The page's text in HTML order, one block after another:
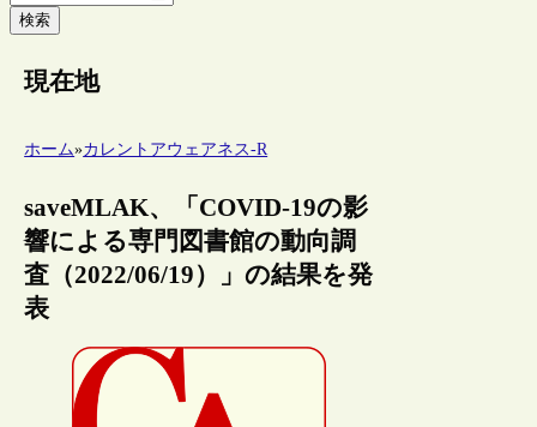
検索
現在地
ホーム»カレントアウェアネス-R
saveMLAK、「COVID-19の影
響による専門図書館の動向調
査（2022/06/19）」の結果を発
表